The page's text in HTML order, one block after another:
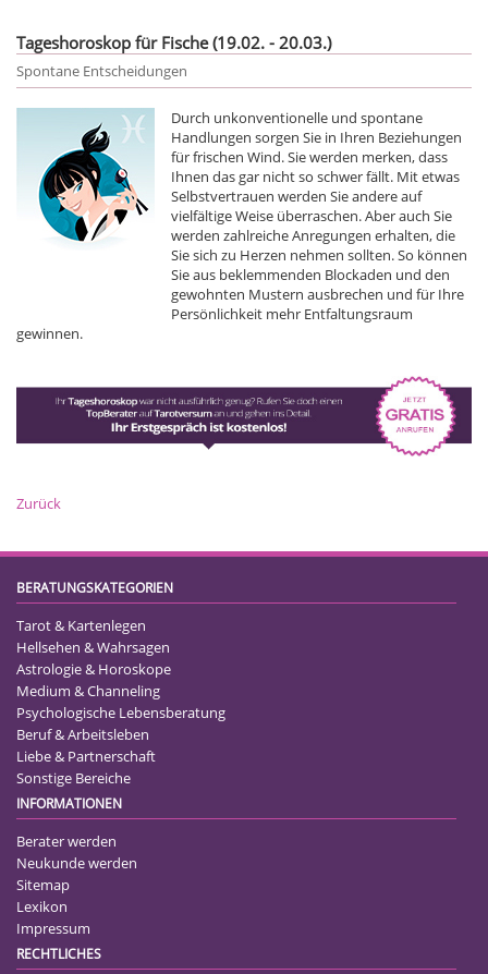
Tageshoroskop für Fische (19.02. - 20.03.)
Spontane Entscheidungen
Durch unkonventionelle und spontane
Handlungen sorgen Sie in Ihren Beziehungen
für frischen Wind. Sie werden merken, dass
Ihnen das gar nicht so schwer fällt. Mit etwas
Selbstvertrauen werden Sie andere auf
vielfältige Weise überraschen. Aber auch Sie
werden zahlreiche Anregungen erhalten, die
Sie sich zu Herzen nehmen sollten. So können
Sie aus beklemmenden Blockaden und den
gewohnten Mustern ausbrechen und für Ihre
Persönlichkeit mehr Entfaltungsraum
gewinnen.
Zurück
BERATUNGSKATEGORIEN
Tarot & Kartenlegen
Hellsehen & Wahrsagen
Astrologie & Horoskope
Medium & Channeling
Psychologische Lebensberatung
Beruf & Arbeitsleben
Liebe & Partnerschaft
Sonstige Bereiche
INFORMATIONEN
Berater werden
Neukunde werden
Sitemap
Lexikon
Impressum
RECHTLICHES